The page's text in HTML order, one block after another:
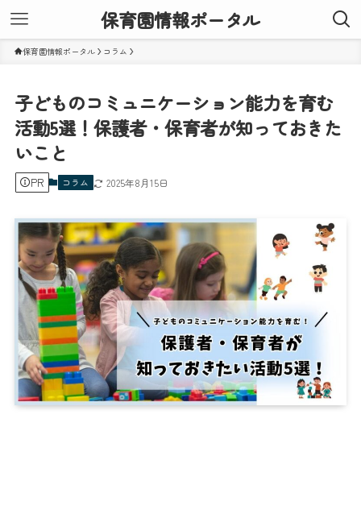
保育園情報ポータル
保育園情報ポータル コラム
子どものコミュニケーション能力を育む
活動5選！保護者・保育者が知っておきた
いこと
PR コラム 2025年8月15日